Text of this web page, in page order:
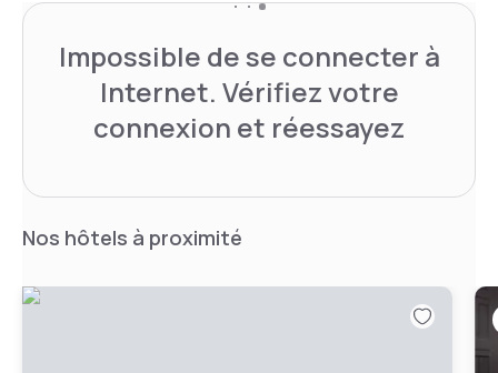
Impossible de se connecter à
Internet. Vérifiez votre
connexion et réessayez
Nos hôtels à proximité